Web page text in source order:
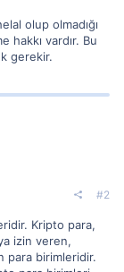
olup olmadığı
vardır. Bu
gerekir.
#2
Kripto para,
izin veren,
para birimleridir.